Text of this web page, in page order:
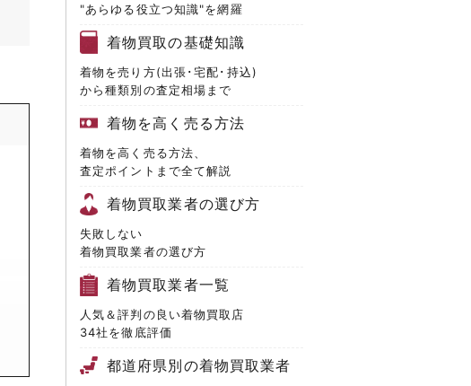
"あらゆる役立つ知識"を網羅
着物買取の基礎知識
着物を売り方(出張･宅配･持込)
から種類別の査定相場まで
着物を高く売る方法
着物を高く売る方法、
査定ポイントまで全て解説
着物買取業者の選び方
失敗しない
着物買取業者の選び方
着物買取業者一覧
人気＆評判の良い着物買取店
34社を徹底評価
都道府県別の着物買取業者